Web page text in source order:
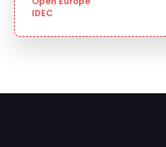
IDEC